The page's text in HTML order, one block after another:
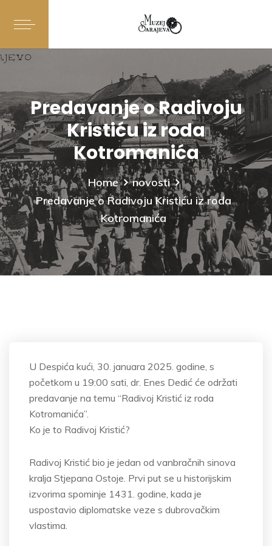
Predavanje o Radivoju
Kristiću iz roda
Kotromanića
Home
novosti
Predavanje o Radivoju Kristiću iz roda
Kotromanića
U Despića kući, 30. januara 2025. godine, s
početkom u 19:00 sati, dr. Enes Dedić će održati
predavanje na temu “Radivoj Kristić iz roda
Kotromanića”.
Ko je to Radivoj Kristić?
Radivoj Kristić bio je jedan od vanbračnih sinova
kralja Stjepana Ostoje. Prvi put se u historijskim
izvorima spominje 1431. godine, kada je
uspostavio diplomatske veze s dubrovačkim
vlastima.